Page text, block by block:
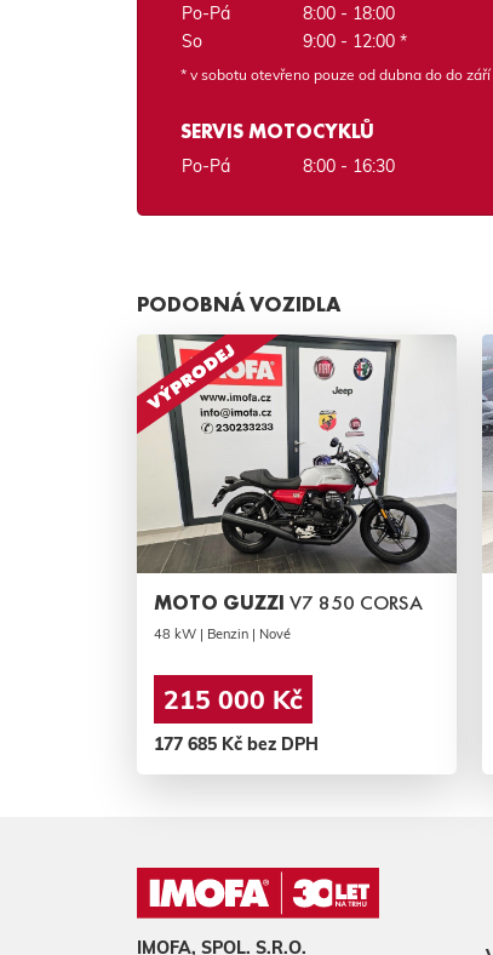
Po-Pá
8:00 - 18:00
So
9:00 - 12:00 *
* v sobotu otevřeno pouze od dubna do do září
SERVIS MOTOCYKLŮ
Po-Pá 8:00 - 16:30
PODOBNÁ VOZIDLA
MOTO GUZZI V7 850 CORSA
48 kW | Benzin | Nové
215 000 Kč
177 685 Kč bez DPH
IMOFA, SPOL. S.R.O.